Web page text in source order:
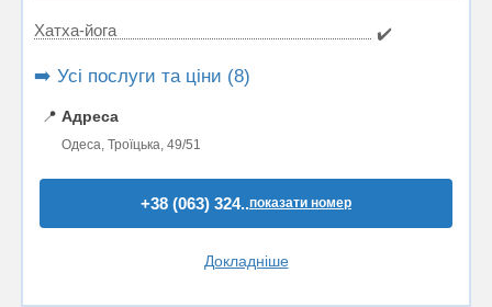
Хатха-йога ✔️
➡️ Усі послуги та ціни (8)
📍 Адреса
Одеса, Троїцька, 49/51
+38 (063) 324..показати номер
Докладніше